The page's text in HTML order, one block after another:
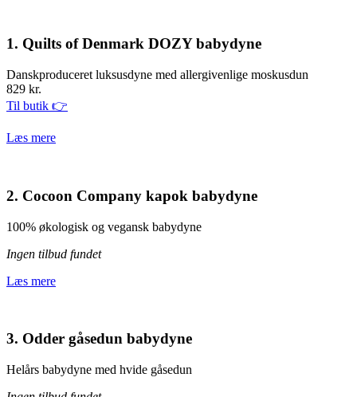
1. Quilts of Denmark DOZY babydyne
Danskproduceret luksusdyne med allergivenlige moskusdun
829 kr.
Til butik 👉
Læs mere
2. Cocoon Company kapok babydyne
100% økologisk og vegansk babydyne
Ingen tilbud fundet
Læs mere
3. Odder gåsedun babydyne
Helårs babydyne med hvide gåsedun